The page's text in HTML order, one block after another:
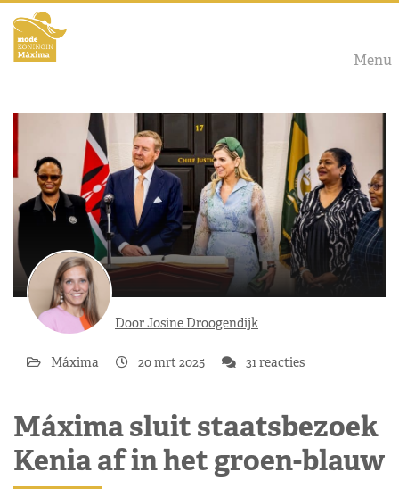
Menu
Door Josine Droogendijk
Máxima 20 mrt 2025 31 reacties
Máxima sluit staatsbezoek
Kenia af in het groen-blauw